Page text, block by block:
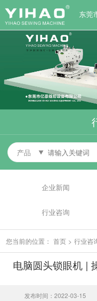
东莞
产品
企业新闻
行业咨询
您当前的位置： 首页 > 行业咨
电脑圆头锁眼机 |
发布时间：2022-03-15